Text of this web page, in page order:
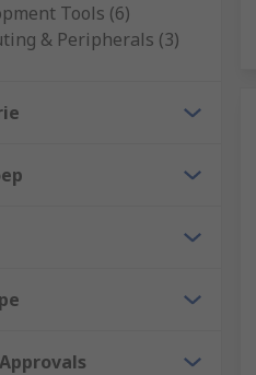
Tools (6)
& Peripherals (3)